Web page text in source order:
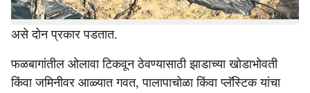
आच्छादनाचे प्रामुख्याने सेंद्रिय आच्छादन आणि प्लॅस्टिक आच्छादन
असे दोन प्रकार पडतात.
फळबागांतील ओलावा टिकवून ठेवण्यासाठी झाडाच्या खोडाभोवती
किंवा जमिनीवर आळ्यात गवत, पालापाचोळा किंवा प्लॅस्टिक यांचा